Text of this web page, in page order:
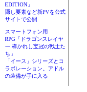
EDITION」
隠し要素など新PVを公式
サイトで公開
スマートフォン用
RPG「ドラゴンスレイヤ
ー 導かれし宝冠の戦士た
ち」
「イース」シリーズとコ
ラボレーション。アドル
の装備が手に入る